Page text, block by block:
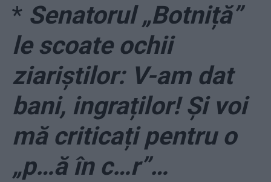
* Senatorul „Botniță”
le scoate ochii
ziariștilor: V-am dat
bani, ingraților! Și voi
mă criticați pentru o
„p…ă în c…r”…